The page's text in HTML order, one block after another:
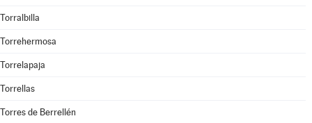
Torralbilla
Torrehermosa
Torrelapaja
Torrellas
Torres de Berrellén